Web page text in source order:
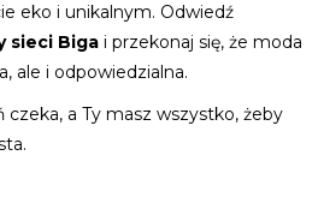
eko i unikalnym. Odwiedź
sieci Biga i przekonaj się, że moda
ale i odpowiedzialna.
czeka, a Ty masz wszystko, żeby